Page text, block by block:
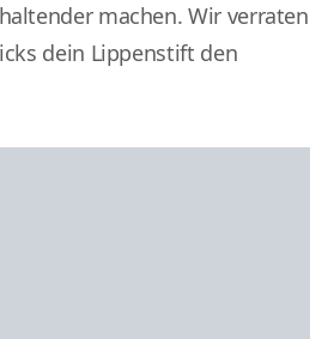
machen. Wir verraten
dein Lippenstift den